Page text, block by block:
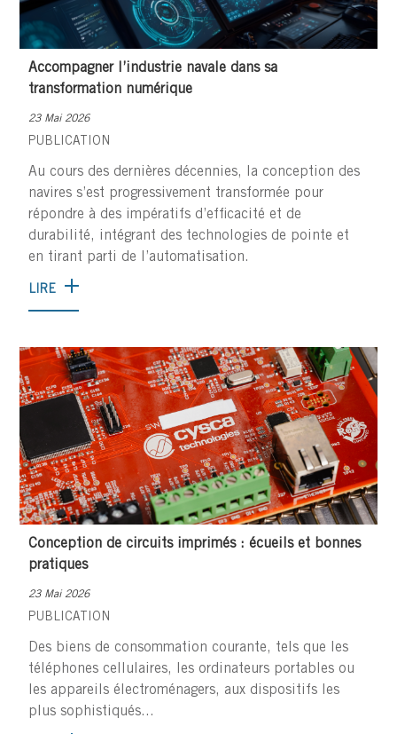
Accompagner l’industrie navale dans sa
transformation numérique
23 Mai 2026
PUBLICATION
Au cours des dernières décennies, la conception des
navires s’est progressivement transformée pour
répondre à des impératifs d’efficacité et de
durabilité, intégrant des technologies de pointe et
en tirant parti de l’automatisation.
LIRE
Conception de circuits imprimés : écueils et bonnes
pratiques
23 Mai 2026
PUBLICATION
Des biens de consommation courante, tels que les
téléphones cellulaires, les ordinateurs portables ou
les appareils électroménagers, aux dispositifs les
plus sophistiqués...